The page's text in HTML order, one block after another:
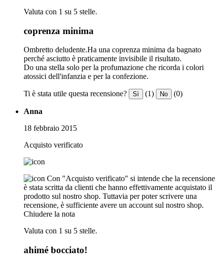
Valuta con 1 su 5 stelle.
coprenza minima
Ombretto deludente.Ha una coprenza minima da bagnato
perché asciutto è praticamente invisibile il risultato.
Do una stella solo per la profumazione che ricorda i colori
atossici dell'infanzia e per la confezione.
Ti è stata utile questa recensione? Sì (1) No (0)
Anna
18 febbraio 2015
Acquisto verificato
Con "Acquisto verificato" si intende che la recensione
è stata scritta da clienti che hanno effettivamente acquistato il
prodotto sul nostro shop. Tuttavia per poter scrivere una
recensione, è sufficiente avere un account sul nostro shop.
Chiudere la nota
Valuta con 1 su 5 stelle.
ahimé bocciato!